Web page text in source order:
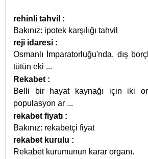
rehinli tahvil :
Bakınız: ipotek karşılığı tahvil
reji idaresi :
Osmanlı İmparatorluğu'nda, dış
tütün eki ...
Rekabet :
Belli bir hayat kaynağı için iki
populasyon ar ...
rekabet fiyatı :
Bakınız: rekabetçi fiyat
rekabet kurulu :
Rekabet kurumunun karar organı.